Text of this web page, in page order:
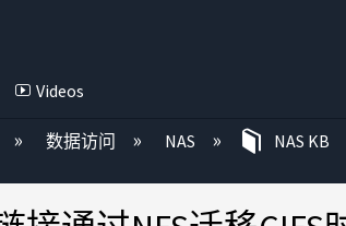
Videos
数据访问 NAS NAS KB